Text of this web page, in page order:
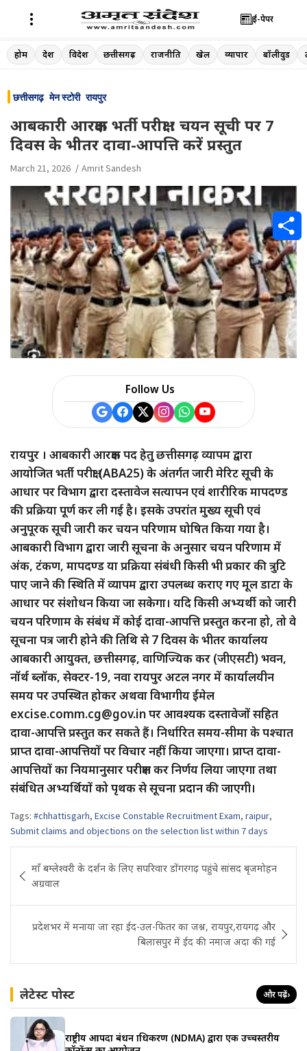
Skip
to
ई-पेपर
होम देश विदेश छत्तीसगढ़ राजनीति खेल व्यापार बॉलीवुड
छत्तीसगढ़ मेन स्टोरी रायपुर
आबकारी आरक्षक भर्ती परीक्षा : चयन सूची पर 7
दिवस के भीतर दावा-आपत्ति करें प्रस्तुत
March 21, 2026 Amrit Sandesh
Follow Us
रायपुर । आबकारी आरक्षक पद हेतु छत्तीसगढ़ व्यापम द्वारा
आयोजित भर्ती परीक्षा (ABA25) के अंतर्गत जारी मेरिट सूची के
आधार पर विभाग द्वारा दस्तावेज सत्यापन एवं शारीरिक मापदण्ड
की प्रक्रिया पूर्ण कर ली गई है। इसके उपरांत मुख्य सूची एवं
अनुपूरक सूची जारी कर चयन परिणाम घोषित किया गया है।
आबकारी विभाग द्वारा जारी सूचना के अनुसार चयन परिणाम में
अंक, टंकण, मापदण्ड या प्रक्रिया संबंधी किसी भी प्रकार की त्रुटि
पाए जाने की स्थिति में व्यापम द्वारा उपलब्ध कराए गए मूल डाटा के
आधार पर संशोधन किया जा सकेगा। यदि किसी अभ्यर्थी को जारी
चयन परिणाम के संबंध में कोई दावा-आपत्ति प्रस्तुत करना हो, तो वे
सूचना पत्र जारी होने की तिथि से 7 दिवस के भीतर कार्यालय
आबकारी आयुक्त, छत्तीसगढ़, वाणिज्यिक कर (जीएसटी) भवन,
नॉर्थ ब्लॉक, सेक्टर-19, नवा रायपुर अटल नगर में कार्यालयीन
समय पर उपस्थित होकर अथवा विभागीय ईमेल
excise.comm.cg@gov.inपर आवश्यक दस्तावेजों सहित
दावा-आपत्ति प्रस्तुत कर सकते हैं। निर्धारित समय-सीमा के पश्चात
प्राप्त दावा-आपत्तियों पर विचार नहीं किया जाएगा। प्राप्त दावा-
आपत्तियों का नियमानुसार परीक्षण कर निर्णय लिया जाएगा तथा
संबंधित अभ्यर्थियों को पृथक से सूचना प्रदान की जाएगी।
Tags: #chhattisgarh, Excise Constable Recruitment Exam, raipur,
Submit claims and objections on the selection list within 7 days
navigation
माँ बम्लेश्वरी के दर्शन के लिए सपरिवार डोंगरगढ़ पहुंचे सांसद बृजमोहन
अग्रवाल
प्रदेशभर में मनाया जा रहा ईद-उल-फितर का जश्न, रायपुर,रायगढ़ और
बिलासपुर में ईद की नमाज अदा की गई
लेटेस्ट पोस्ट और पढ़ें›
राष्ट्रीय आपदा प्रबंधन प्राधिकरण (NDMA) द्वारा एक उच्चस्तरीय
S
h
a
r